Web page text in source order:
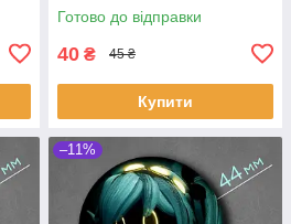
Готово до відправки
40 ₴ 45 ₴
Купити
–11%